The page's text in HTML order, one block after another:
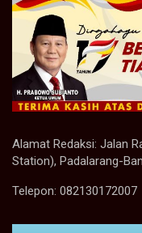
Alamat Redaksi: Jalan
Station), Padalarang-
Telepon: 082130172007